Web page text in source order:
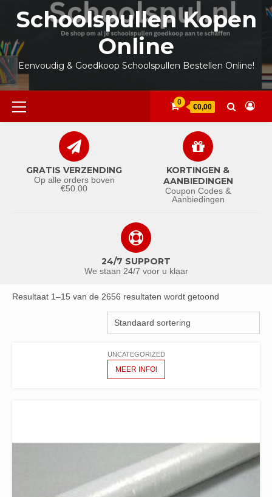
inhoud
Schoolspullen Kopen
Online
Eenvoudig & Goedkoop Schoolspullen Bestellen Online!
Primair
menu
0
€0,00
GRATIS VERZENDING
Op alle orders boven
€50.00
KORTINGEN &
AANBIEDINGEN
Coupon Codes &
Aanbiedingen
24/7 SUPPORT
We staan 24/7 voor u klaar
Resultaat 1–15 van de 2656 resultaten wordt getoond
UNCATEGORIZED
MEER INFO!